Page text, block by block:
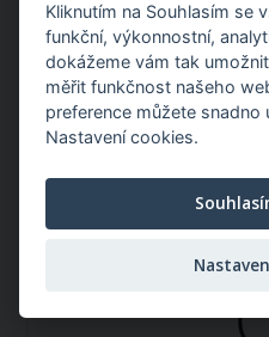
klínový řemen SPZ1287,
Katalogové číslo: 63641
Kliknutím na Souhlasím se
funkční, výkonnostní,
dokážeme vám tak
měřit funkčnost našeho
preference můžete snadno
Nastavení cookies.